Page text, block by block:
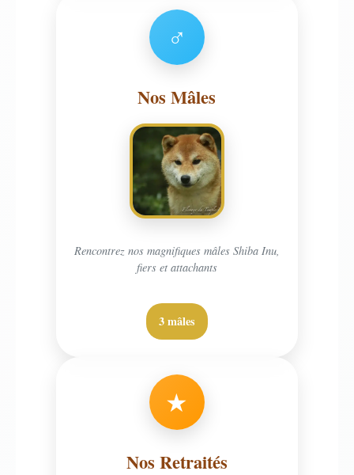
♂
Nos Mâles
Rencontrez nos magnifiques mâles Shiba Inu,
fiers et attachants
3 mâles
★
Nos Retraités